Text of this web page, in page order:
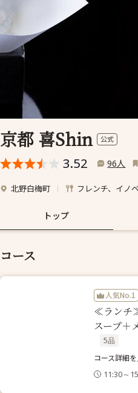
京都 喜Shin 公式
3.52 96人
北野白梅町 フレンチ、イノ
トップ
コース
人気No.1
≪ランチ
スープ＋
5品
コース詳細を
11:30～